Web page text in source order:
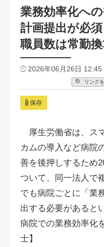
業務効率化へ
計画提出が必須
職員数は常勤
2026年06月26日 12:45
リンク
保存
厚生労働省は、ス
カムの導入など病院
善を後押しするため
ついて、同一法人で
でも病院ごとに「業
出する必要があると
病院での業務効率化
士】